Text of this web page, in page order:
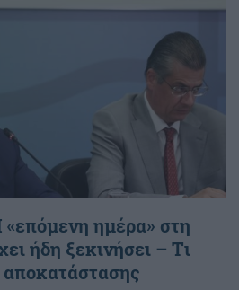
ημέρα» στη
ήδη ξεκινήσει – Tι
αποκατάστασης